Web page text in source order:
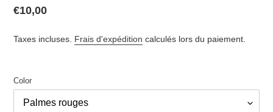
Prix
€10,00
Taxes incluses. Frais d'expédition calculés lors du paiement.
Color